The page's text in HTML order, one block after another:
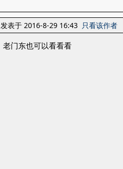
发表于 2016-8-29 16:43 只看该作者
老门东也可以看看看